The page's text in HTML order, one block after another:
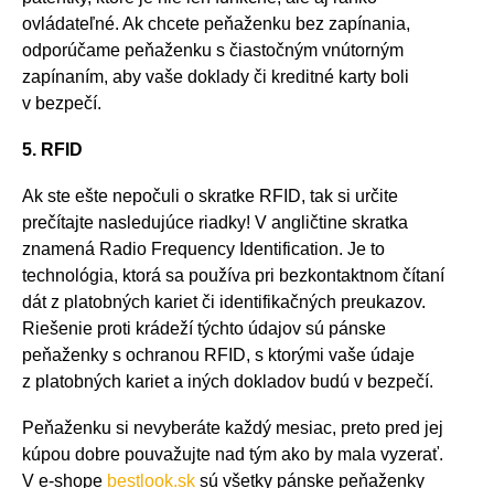
ovládateľné. Ak chcete peňaženku bez zapínania,
odporúčame peňaženku s čiastočným vnútorným
zapínaním, aby vaše doklady či kreditné karty boli
v bezpečí.
5. RFID
Ak ste ešte nepočuli o skratke RFID, tak si určite
prečítajte nasledujúce riadky! V angličtine skratka
znamená Radio Frequency Identification. Je to
technológia, ktorá sa používa pri bezkontaktnom čítaní
dát z platobných kariet či identifikačných preukazov.
Riešenie proti krádeží týchto údajov sú pánske
peňaženky s ochranou RFID, s ktorými vaše údaje
z platobných kariet a iných dokladov budú v bezpečí.
Peňaženku si nevyberáte každý mesiac, preto pred jej
kúpou dobre pouvažujte nad tým ako by mala vyzerať.
V e-shope bestlook.sk sú všetky pánske peňaženky